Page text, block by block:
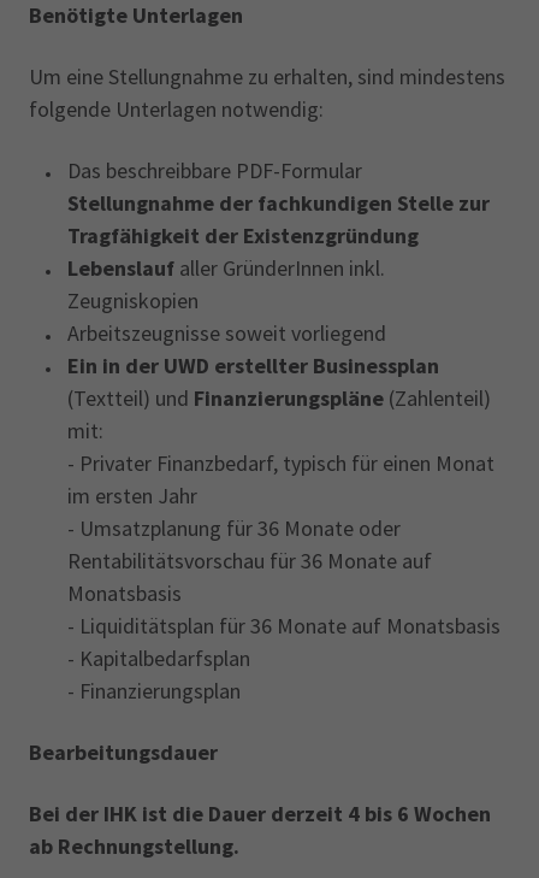
Benötigte Unterlagen
Um eine Stellungnahme zu erhalten, sind mindestens
folgende Unterlagen notwendig:
Das beschreibbare PDF-Formular
Stellungnahme der fachkundigen Stelle zur
Tragfähigkeit der Existenzgründung
Lebenslauf aller GründerInnen inkl.
Zeugniskopien
Arbeitszeugnisse soweit vorliegend
Ein in der UWD erstellter Businessplan
(Textteil) und Finanzierungspläne (Zahlenteil)
mit:
- Privater Finanzbedarf, typisch für einen Monat
im ersten Jahr
- Umsatzplanung für 36 Monate oder
Rentabilitätsvorschau für 36 Monate auf
Monatsbasis
- Liquiditätsplan für 36 Monate auf Monatsbasis
- Kapitalbedarfsplan
- Finanzierungsplan
Bearbeitungsdauer
Bei der IHK ist die Dauer derzeit 4 bis 6 Wochen
ab Rechnungstellung.